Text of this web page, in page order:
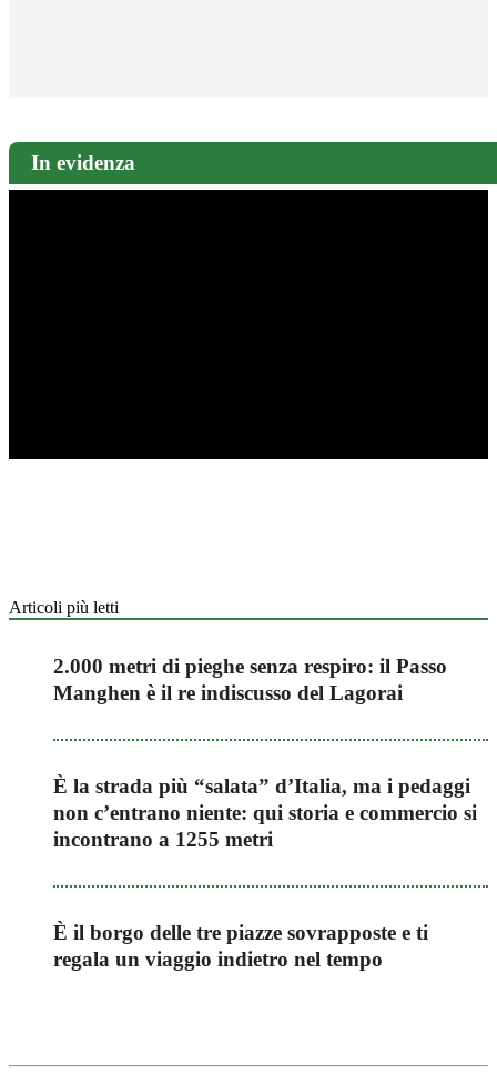
In evidenza
Articoli più letti
2.000 metri di pieghe senza respiro: il Passo
Manghen è il re indiscusso del Lagorai
È la strada più “salata” d’Italia, ma i pedaggi
non c’entrano niente: qui storia e commercio si
incontrano a 1255 metri
È il borgo delle tre piazze sovrapposte e ti
regala un viaggio indietro nel tempo